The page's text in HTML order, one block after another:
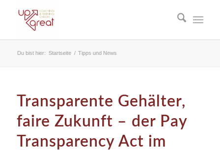
Du bist hier: Startseite / Tipps und News
Transparente Gehälter,
faire Zukunft – der Pay
Transparency Act im